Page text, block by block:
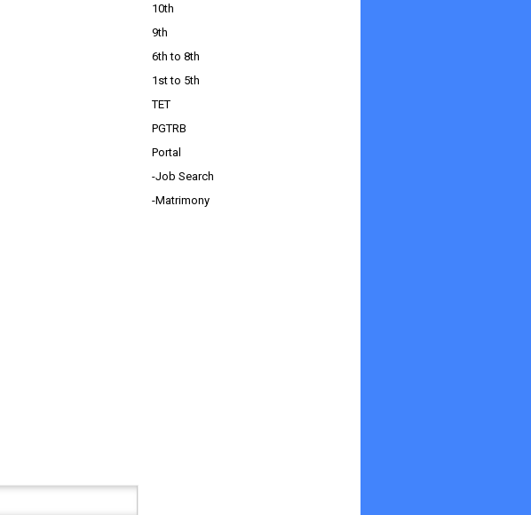
10th
9th
6th to 8th
1st to 5th
TET
PGTRB
Portal
-Job Search
-Matrimony